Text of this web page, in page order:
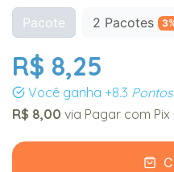
Pacote 2 Pacotes
R$ 8,25
Você ganha +8.3 Pontos
R$ 8,00 via Pagar com Pix